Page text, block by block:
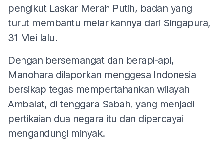
pengikut Laskar Merah Putih, badan yang
turut membantu melarikannya dari Singapura,
31 Mei lalu.
Dengan bersemangat dan berapi-api,
Manohara dilaporkan menggesa Indonesia
bersikap tegas mempertahankan wilayah
Ambalat, di tenggara Sabah, yang menjadi
pertikaian dua negara itu dan dipercayai
mengandungi minyak.